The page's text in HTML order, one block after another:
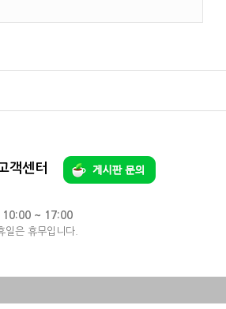
객센터
10:00 ~ 17:00
일은 휴무입니다.